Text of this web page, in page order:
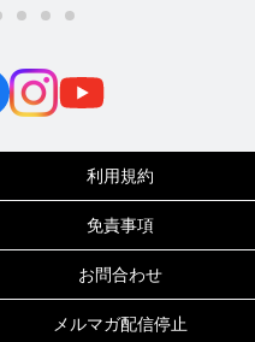
利用規約
免責事項
お問合わせ
メルマガ配信停止